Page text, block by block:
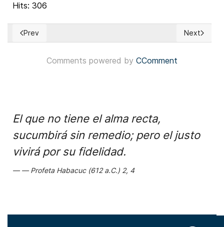
Hits: 306
Previous article: EUA: Gobernador de Texas firmó ley de
Prev Next
Next
Comments powered by CComment
El que no tiene el alma recta,
sucumbirá sin remedio; pero el justo
vivirá por su fidelidad.
Profeta Habacuc (612 a.C.) 2, 4